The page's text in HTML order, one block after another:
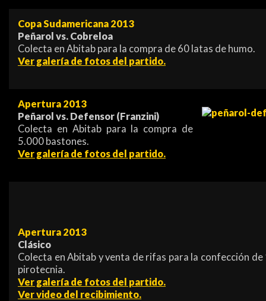
Copa Sudamericana 2013
Peñarol vs. Cobreloa
Colecta en Abitab para la compra de 60 latas de humo.
Ver galería de fotos del partido.
Apertura 2013
Peñarol vs. Defensor (Franzini)
Colecta en Abitab para la compra de
5.000 bastones.
Ver galería de fotos del partido.
Apertura 2013
Clásico
Colecta en Abitab y venta de rifas para la confección
pirotecnia.
Ver galería de fotos del partido.
Ver video del recibimiento.